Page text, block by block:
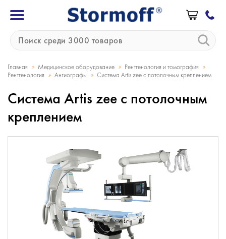
Главная » Медицинское оборудование » Рентгенология и томография »
Рентгенология » Ангиографы » Система Artis zee с потолочным креплением
Система Artis zee с потолочным
креплением